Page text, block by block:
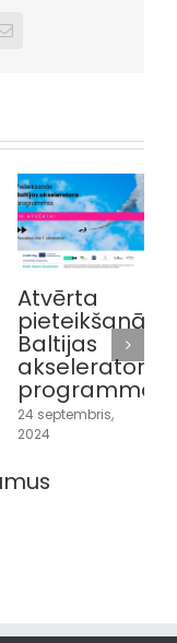
Email
Atvērta
pieteikšanās
Baltijas
akseleratora
programmai
24 septembris,
2024